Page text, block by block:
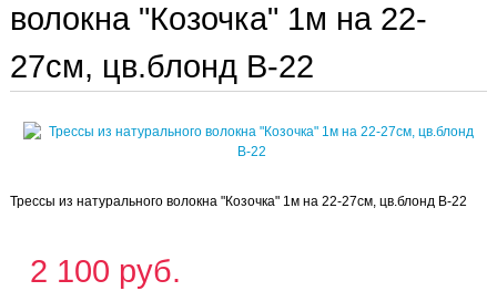
волокна "Козочка" 1м на 22-
27см, цв.блонд В-22
Трессы из натурального волокна "Козочка" 1м на 22-27см, цв.блонд В-22
2 100 руб.